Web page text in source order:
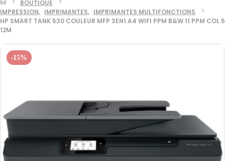
BOUTIQUE
IMPRESSION, IMPRIMANTES, IMPRIMANTES MULTIFONCTIONS
HP SMART TANK 530 COULEUR MFP 3EN1 A4 WIFI PPM B&W 11 PPM COL 5
12M
-15%